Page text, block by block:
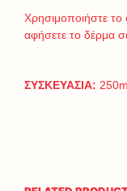
Χρησιμοποιήστε το
αφήσετε το δέρμα
ΣΥΣΚΕΥΑΣΙΑ: